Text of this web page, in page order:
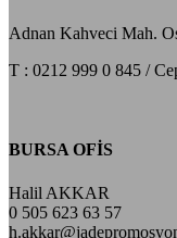
Adnan Kahveci Mah.
T : 0212 999 0 845 /
BURSA OFİS
Halil AKKAR
0 505 623 63 57